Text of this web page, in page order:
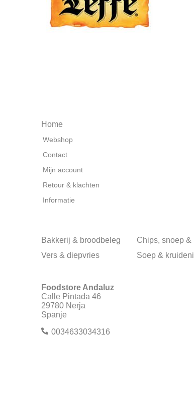
Home
Webshop
Contact
Mijn account
Retour & klachten
Informatie
Bakkerij & broodbeleg Chips, snoep &
Vers & diepvries
Soep &
Foodstore Andaluz
Calle Pintada 46
29780 Nerja
Spanje
0034633034316